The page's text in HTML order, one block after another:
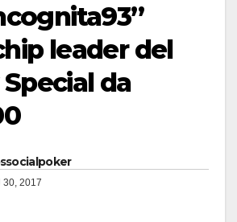
leader del
da
30, 2017